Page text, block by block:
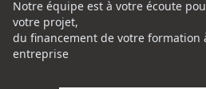
Notre équipe est à votre écoute
votre projet,
du financement de votre formation
entreprise